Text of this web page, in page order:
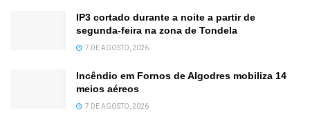
IP3 cortado durante a noite a partir de
segunda-feira na zona de Tondela
7 DE AGOSTO, 2026
Incêndio em Fornos de Algodres mobiliza 14
meios aéreos
7 DE AGOSTO, 2026